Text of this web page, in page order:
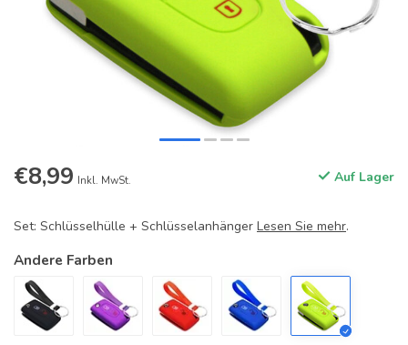
€8,99 Inkl. MwSt. Auf Lager
Set: Schlüsselhülle + Schlüsselanhänger Lesen Sie mehr.
Andere Farben